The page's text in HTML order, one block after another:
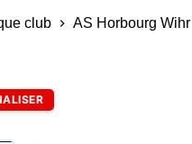
club AS Horbourg Wihr